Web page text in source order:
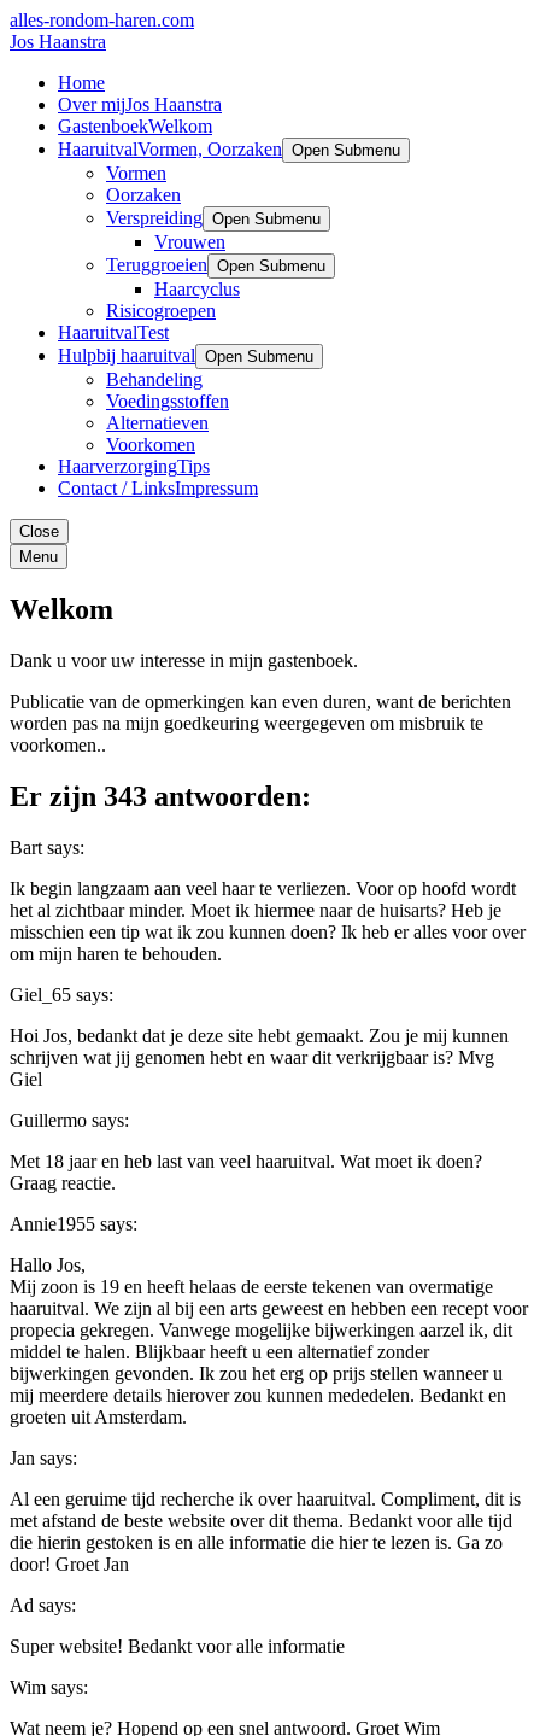
alles-rondom-haren.com
Jos Haanstra
Home
Over mijJos Haanstra
GastenboekWelkom
HaaruitvalVormen, Oorzaken Open Submenu
Vormen
Oorzaken
Verspreiding Open Submenu
Vrouwen
Teruggroeien Open Submenu
Haarcyclus
Risicogroepen
HaaruitvalTest
Hulpbij haaruitval Open Submenu
Behandeling
Voedingsstoffen
Alternatieven
Voorkomen
HaarverzorgingTips
Contact / LinksImpressum
Close
Menu
Welkom
Dank u voor uw interesse in mijn gastenboek.
Publicatie van de opmerkingen kan even duren, want de berichten
worden pas na mijn goedkeuring weergegeven om misbruik te
voorkomen..
Er zijn 343 antwoorden:
Bart says:
Ik begin langzaam aan veel haar te verliezen. Voor op hoofd wordt
het al zichtbaar minder. Moet ik hiermee naar de huisarts? Heb je
misschien een tip wat ik zou kunnen doen? Ik heb er alles voor over
om mijn haren te behouden.
Giel_65 says:
Hoi Jos, bedankt dat je deze site hebt gemaakt. Zou je mij kunnen
schrijven wat jij genomen hebt en waar dit verkrijgbaar is? Mvg
Giel
Guillermo says:
Met 18 jaar en heb last van veel haaruitval. Wat moet ik doen?
Graag reactie.
Annie1955 says:
Hallo Jos,
Mij zoon is 19 en heeft helaas de eerste tekenen van overmatige
haaruitval. We zijn al bij een arts geweest en hebben een recept voor
propecia gekregen. Vanwege mogelijke bijwerkingen aarzel ik, dit
middel te halen. Blijkbaar heeft u een alternatief zonder
bijwerkingen gevonden. Ik zou het erg op prijs stellen wanneer u
mij meerdere details hierover zou kunnen mededelen. Bedankt en
groeten uit Amsterdam.
Jan says:
Al een geruime tijd recherche ik over haaruitval. Compliment, dit is
met afstand de beste website over dit thema. Bedankt voor alle tijd
die hierin gestoken is en alle informatie die hier te lezen is. Ga zo
door! Groet Jan
Ad says:
Super website! Bedankt voor alle informatie
Wim says:
Wat neem je? Hopend op een snel antwoord. Groet Wim